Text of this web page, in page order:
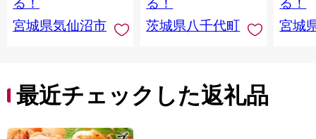
る！
宮城県気仙沼市
る！
茨城県八千代町
る！
宮城
最近チェックした返礼品